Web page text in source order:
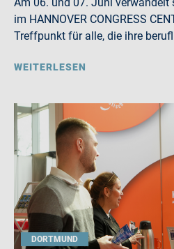
im HANNOVER CONGRESS
Treffpunkt für alle, die ihre
WEITERLESEN
DORTMUND